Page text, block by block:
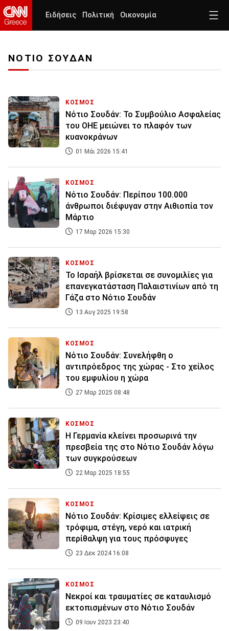
Ειδήσεις Πολιτική Οικονομία
ΝΟΤΙΟ ΣΟΥΔΑΝ
ΚΟΣΜΟΣ
Νότιο Σουδάν: Το Συμβούλιο Ασφαλείας
του ΟΗΕ μειώνει το πλαφόν των
κυανοκράνων
01 Μάι 2026 15:41
ΚΟΣΜΟΣ
Νότιο Σουδάν: Περίπου 100.000
άνθρωποι διέφυγαν στην Αιθιοπία τον
Μάρτιο
17 Μαρ 2026 15:30
ΚΟΣΜΟΣ
Το Ισραήλ βρίσκεται σε συνομιλίες για
επανεγκατάσταση Παλαιστινίων από τη
Γάζα στο Νότιο Σουδάν
13 Αυγ 2025 19:58
ΚΟΣΜΟΣ
Νότιο Σουδάν: Συνελήφθη ο
αντιπρόεδρος της χώρας - Στο χείλος
του εμφυλίου η χώρα
27 Μαρ 2025 08:48
ΚΟΣΜΟΣ
Η Γερμανία κλείνει προσωρινά την
πρεσβεία της στο Νότιο Σουδάν λόγω
των συγκρούσεων
22 Μαρ 2025 18:55
ΚΟΣΜΟΣ
Νότιο Σουδάν: Κρίσιμες ελλείψεις σε
τρόφιμα, στέγη, νερό και ιατρική
περίθαλψη για τους πρόσφυγες
23 Δεκ 2024 16:08
ΚΟΣΜΟΣ
Νεκροί και τραυματίες σε καταυλισμό
εκτοπισμένων στο Νότιο Σουδάν
09 Ιουν 2023 23:40